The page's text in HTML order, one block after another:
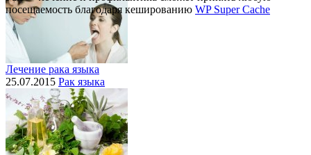
Лечение рака языка
25.07.2015 Рак языка
посещаемость благодаря кешированию WP Super Cache